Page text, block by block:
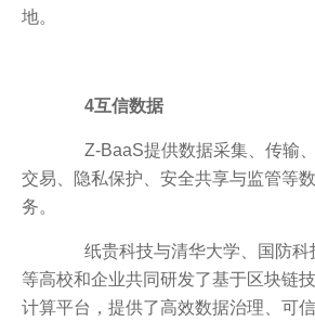
地。
4互信数据
Z-BaaS提供数据采集、传输、
交易、隐私保护、安全共享与监管等
务。
纸贵科技与清华大学、国防科
等高校和企业共同研发了基于区块链
计算平台，提供了高效数据治理、可